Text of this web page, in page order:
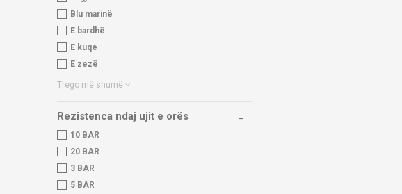
Blu marinë
E bardhë
E kuqe
E zezë
Trego më shumë
Rezistenca ndaj ujit e orës
10 BAR
20 BAR
3 BAR
5 BAR